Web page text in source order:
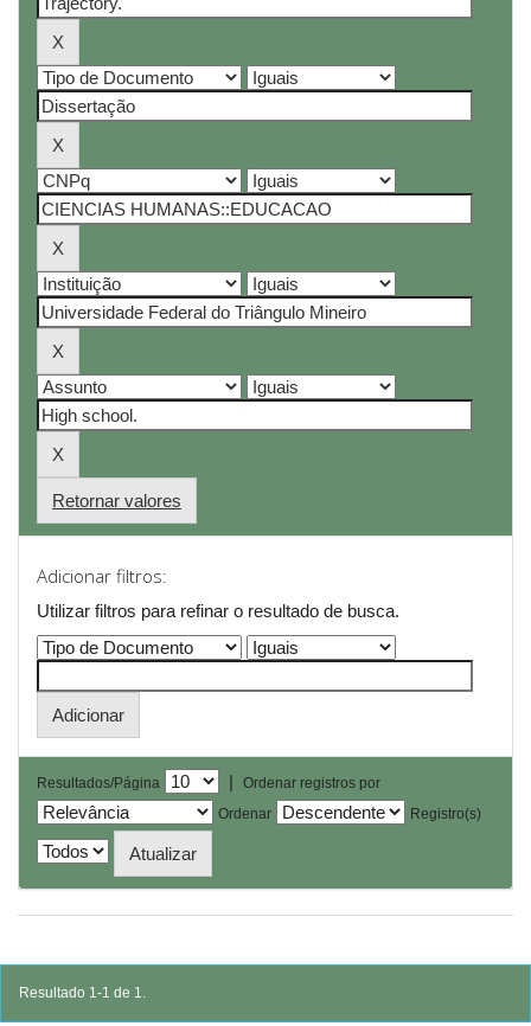
Retornar valores
Adicionar filtros:
Utilizar filtros para refinar o resultado de busca.
Resultados/Página |
Ordenar registros por
Ordenar
Registro(s)
Resultado 1-1 de 1.